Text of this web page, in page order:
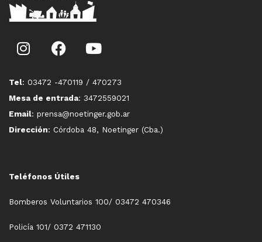
Tel: 03472 -470119 / 470273
Mesa de entrada: 3472559021
Email: prensa@noetinger.gob.ar
Dirección: Córdoba 48, Noetinger (Cba.)
Teléfonos Útiles
Bomberos Voluntarios 100/ 03472 470346
Policía 101/ 0372 471130